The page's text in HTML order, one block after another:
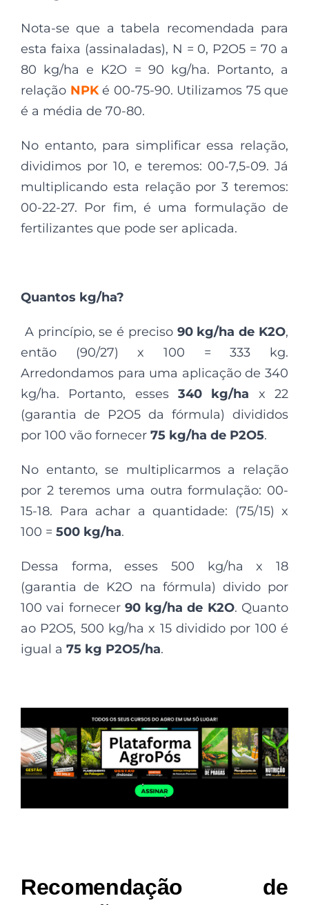
Nota-se que a tabela recomendada para
esta faixa (assinaladas), N = 0, P2O5 = 70 a
80 kg/ha e K2O = 90 kg/ha. Portanto, a
relação NPK é 00-75-90. Utilizamos 75 que
é a média de 70-80.
No entanto, para simplificar essa relação,
dividimos por 10, e teremos: 00-7,5-09. Já
multiplicando esta relação por 3 teremos:
00-22-27. Por fim, é uma formulação de
fertilizantes que pode ser aplicada.
Quantos kg/ha?
A princípio, se é preciso 90 kg/ha de K2O,
então (90/27) x 100 = 333 kg.
Arredondamos para uma aplicação de 340
kg/ha. Portanto, esses 340 kg/ha x 22
(garantia de P2O5 da fórmula) divididos
por 100 vão fornecer 75 kg/ha de P2O5.
No entanto, se multiplicarmos a relação
por 2 teremos uma outra formulação: 00-
15-18. Para achar a quantidade: (75/15) x
100 = 500 kg/ha.
Dessa forma, esses 500 kg/ha x 18
(garantia de K2O na fórmula) divido por
100 vai fornecer 90 kg/ha de K2O. Quanto
ao P2O5, 500 kg/ha x 15 dividido por 100 é
igual a 75 kg P2O5/ha.
Recomendação de